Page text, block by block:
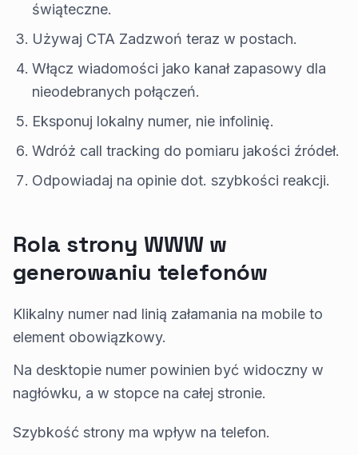
świąteczne.
Używaj CTA Zadzwoń teraz w postach.
Włącz wiadomości jako kanał zapasowy dla
nieodebranych połączeń.
Eksponuj lokalny numer, nie infolinię.
Wdróż call tracking do pomiaru jakości źródeł.
Odpowiadaj na opinie dot. szybkości reakcji.
Rola strony WWW w
generowaniu telefonów
Klikalny numer nad linią załamania na mobile to
element obowiązkowy.
Na desktopie numer powinien być widoczny w
nagłówku, a w stopce na całej stronie.
Szybkość strony ma wpływ na telefon.